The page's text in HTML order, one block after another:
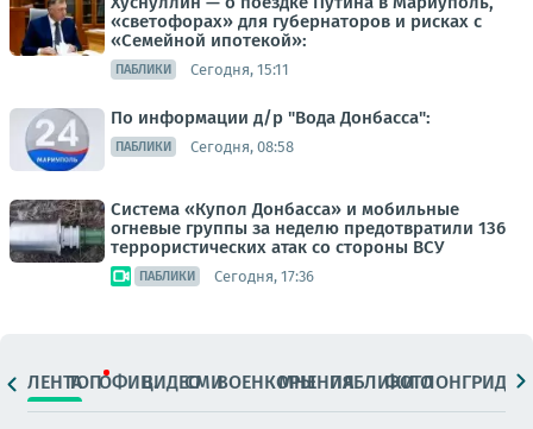
«светофорах» для губернаторов и рисках с
«Семейной ипотекой»:
ПАБЛИКИ Сегодня, 15:11
По информации д/р "Вода Донбасса":
ПАБЛИКИ Сегодня, 08:58
Система «Купол Донбасса» и мобильные
огневые группы за неделю предотвратили 136
террористических атак со стороны ВСУ
ПАБЛИКИ Сегодня, 17:36
ЛЕНТАТОПОФИЦ.ВИДЕОСМИВОЕНКОРЫМНЕНИЯПАБЛИКИ
ФОТОЛОНГРИДЫ